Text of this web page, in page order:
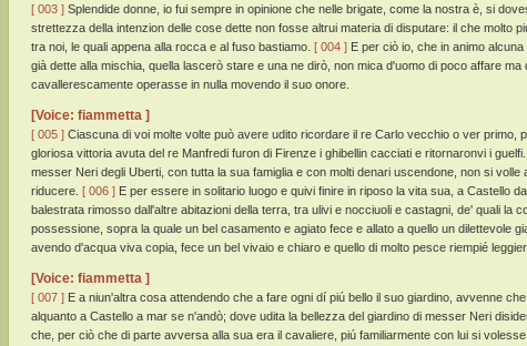
[ 003 ] Splendide donne, io fui sempre in opinione che nelle brigate, come la nostra è, si
strettezza della intenzion delle cose dette non fosse altrui materia di disputare: il che molto
tra noi, le quali appena alla rocca e al fuso bastiamo. [ 004 ] E per ciò io, che in animo
già dette alla mischia, quella lascerò stare e una ne dirò, non mica d'uomo di poco affare
cavallerescamente operasse in nulla movendo il suo onore.
[Voice: fiammetta ]
[ 005 ] Ciascuna di voi molte volte può avere udito ricordare il re Carlo vecchio o ver primo,
gloriosa vittoria avuta del re Manfredi furon di Firenze i ghibellin cacciati e ritornaronvi i
messer Neri degli Uberti, con tutta la sua famiglia e con molti denari uscendone, non si
riducere. [ 006 ] E per essere in solitario luogo e quivi finire in riposo la vita sua, a Castello
balestrata rimosso dall'altre abitazioni della terra, tra ulivi e nocciuoli e castagni, de' quali la
possessione, sopra la quale un bel casamento e agiato fece e allato a quello un dilettevole
avendo d'acqua viva copia, fece un bel vivaio e chiaro e quello di molto pesce riempié
[Voice: fiammetta ]
[ 007 ] E a niun'altra cosa attendendo che a fare ogni dí piú bello il suo giardino, avvenne
alquanto a Castello a mar se n'andò; dove udita la bellezza del giardino di messer Neri
che, per ciò che di parte avversa alla sua era il cavaliere, piú familiarmente con lui si